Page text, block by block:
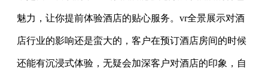
魅力，让你提前体验酒店的贴心服务。vr全景展示对酒
店行业的影响还是蛮大的，客户在预订酒店房间的时候
还能有沉浸式体验，无疑会加深客户对酒店的印象，自